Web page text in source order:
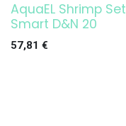
¡OFERTA!
AquaEL Shrimp Set
Smart D&N 20
57,81 €